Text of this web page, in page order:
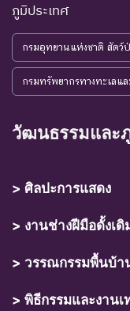
ภูมิประเทศ
กรมอุทยานแห่งชาติ สัตว์
กรมทรัพยากรทางทะเลแล
วัฒนธรรมแล
> ศิลปะการแสดง
> งานช่างฝีมือดั้งเดิ
> วรรณกรรมพื้นบ้า
> พิธีกรรมและงานเ